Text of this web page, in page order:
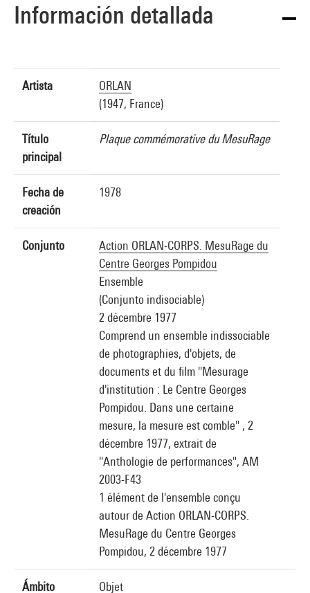
Información detallada
Artista
ORLAN
(1947, France)
Título
principal
Plaque commémorative du MesuRage
Fecha de
creación
1978
Conjunto
Action ORLAN-CORPS. MesuRage du
Centre Georges Pompidou
Ensemble
(Conjunto indisociable)
2 décembre 1977
Comprend un ensemble indissociable
de photographies, d'objets, de
documents et du film "Mesurage
d'institution : Le Centre Georges
Pompidou. Dans une certaine
mesure, la mesure est comble" , 2
décembre 1977, extrait de
"Anthologie de performances", AM
2003-F43
1 élément de l'ensemble conçu
autour de Action ORLAN-CORPS.
MesuRage du Centre Georges
Pompidou, 2 décembre 1977
Ámbito Objet